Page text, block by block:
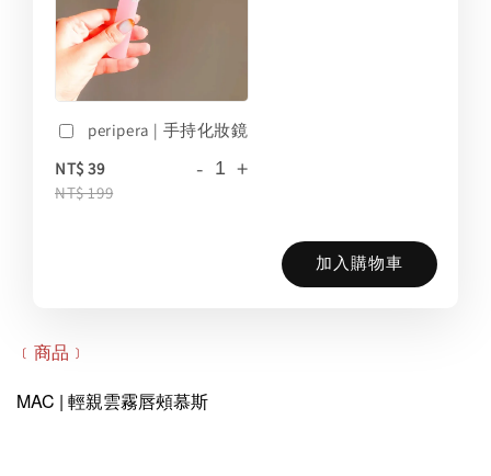
peripera | 手持化妝鏡
NT$ 39
NT$ 199
- +
加入購物車
﹝商品﹞
MAC | 輕親雲霧唇頰慕斯